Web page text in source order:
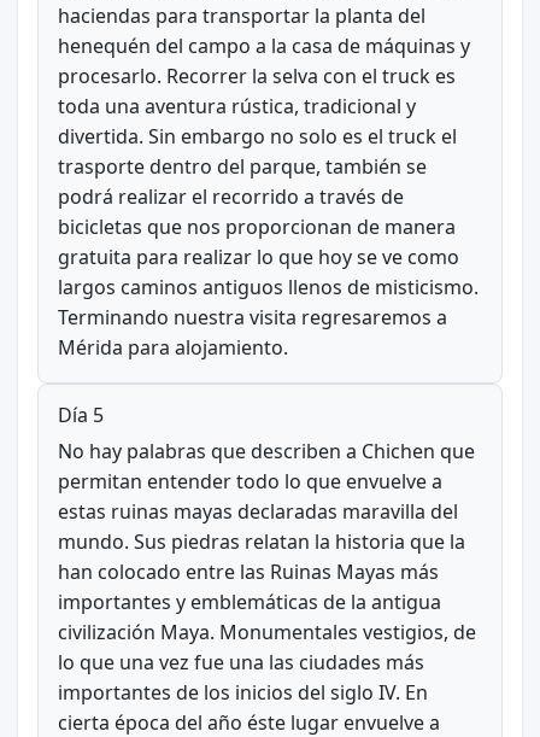
haciendas para transportar la planta del
henequén del campo a la casa de máquinas y
procesarlo. Recorrer la selva con el truck es
toda una aventura rústica, tradicional y
divertida. Sin embargo no solo es el truck el
trasporte dentro del parque, también se
podrá realizar el recorrido a través de
bicicletas que nos proporcionan de manera
gratuita para realizar lo que hoy se ve como
largos caminos antiguos llenos de misticismo.
Terminando nuestra visita regresaremos a
Mérida para alojamiento.
Día 5
No hay palabras que describen a Chichen que
permitan entender todo lo que envuelve a
estas ruinas mayas declaradas maravilla del
mundo. Sus piedras relatan la historia que la
han colocado entre las Ruinas Mayas más
importantes y emblemáticas de la antigua
civilización Maya. Monumentales vestigios, de
lo que una vez fue una las ciudades más
importantes de los inicios del siglo IV. En
cierta época del año éste lugar envuelve a